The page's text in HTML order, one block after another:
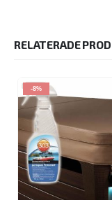
RELATERADE
-8%